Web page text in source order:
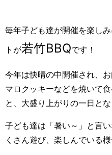
毎年子ども達が開催を楽し
トが若竹BBQです！
今年は快晴の中開催され、
マロクッキーなどを焼いて
と、大盛り上がりの一日と
子ども達は「暑い～」と言
くさん遊び、楽しんでいる